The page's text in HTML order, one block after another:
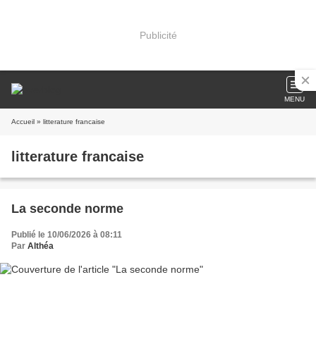
Publicité
MENU
Accueil » litterature francaise
litterature francaise
La seconde norme
Publié le 10/06/2026 à 08:11
Par Althéa